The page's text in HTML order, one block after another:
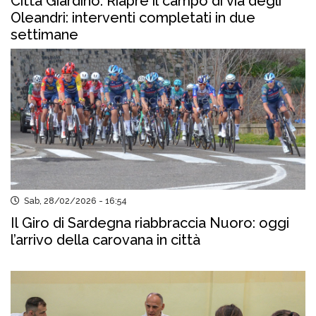
Oleandri: interventi completati in due
settimane
Sab, 28/02/2026 - 16:54
Il Giro di Sardegna riabbraccia Nuoro: oggi
l’arrivo della carovana in città